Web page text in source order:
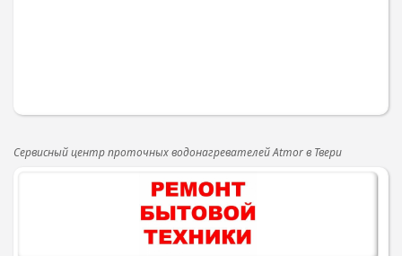
Сервисный центр проточных водонагревателей Atmor в Твери